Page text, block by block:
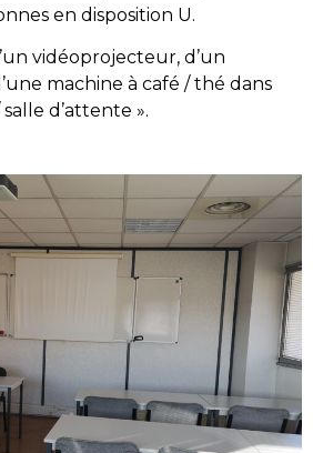
en disposition U.
vidéoprojecteur, d’un
machine à café / thé dans
salle d’attente ».